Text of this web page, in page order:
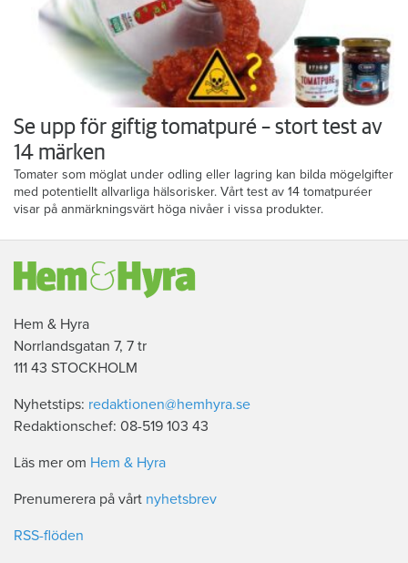
Se upp för giftig tomatpuré – stort test av
14 märken
Tomater som möglat under odling eller lagring kan bilda mögelgifter
med potentiellt allvarliga hälsorisker. Vårt test av 14 tomatpuréer
visar på anmärkningsvärt höga nivåer i vissa produkter.
Hem & Hyra
Norrlandsgatan 7, 7 tr
111 43 STOCKHOLM
Nyhetstips: redaktionen@hemhyra.se
Redaktionschef: 08-519 103 43
Läs mer om Hem & Hyra
Prenumerera på vårt nyhetsbrev
RSS-flöden